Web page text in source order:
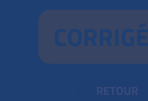
CORRIGÉ
RETOUR